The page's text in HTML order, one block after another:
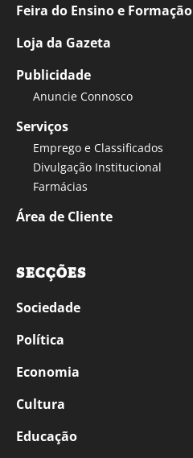
Feira do Ensino e Formação
Loja da Gazeta
Publicidade
Anuncie Connosco
Serviços
Emprego e Classificados
Divulgação Institucional
Farmácias
Área de Cliente
SECÇÕES
Sociedade
Política
Economia
Cultura
Educação